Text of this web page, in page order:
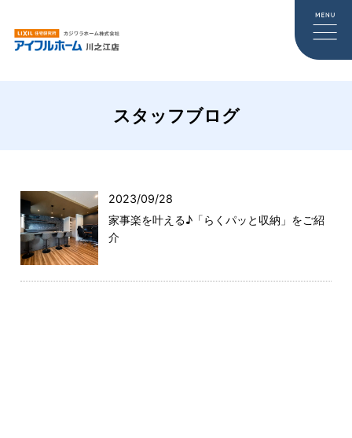
スタッフブログ
2023/09/28
家事楽を叶える♪「らくパッと収納」をご紹
介